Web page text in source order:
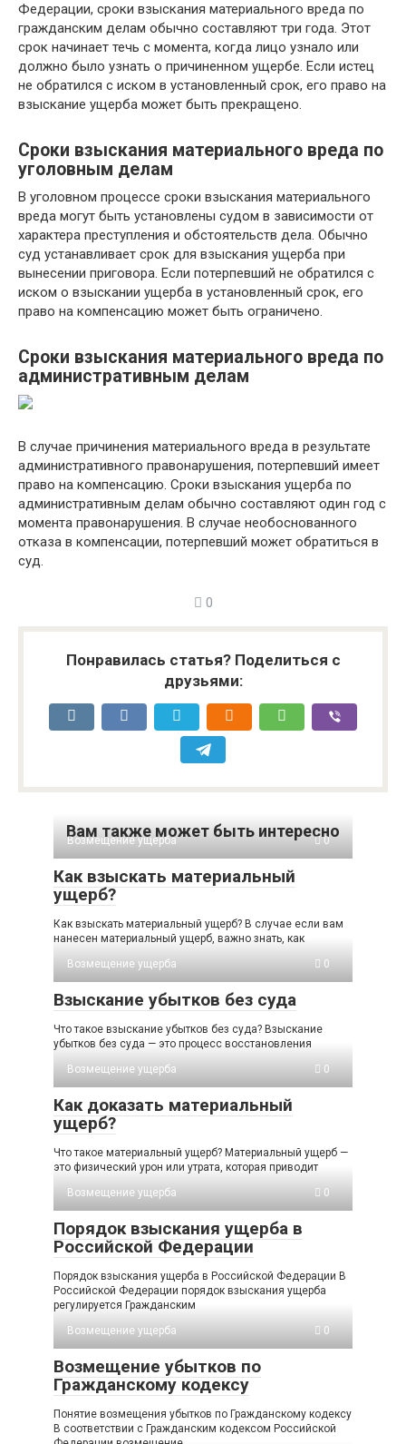
Федерации, сроки взыскания материального вреда по
гражданским делам обычно составляют три года. Этот
срок начинает течь с момента, когда лицо узнало или
должно было узнать о причиненном ущербе. Если истец
не обратился с иском в установленный срок, его право на
взыскание ущерба может быть прекращено.
Сроки взыскания материального вреда по
уголовным делам
В уголовном процессе сроки взыскания материального
вреда могут быть установлены судом в зависимости от
характера преступления и обстоятельств дела. Обычно
суд устанавливает срок для взыскания ущерба при
вынесении приговора. Если потерпевший не обратился с
иском о взыскании ущерба в установленный срок, его
право на компенсацию может быть ограничено.
Сроки взыскания материального вреда по
административным делам
В случае причинения материального вреда в результате
административного правонарушения, потерпевший имеет
право на компенсацию. Сроки взыскания ущерба по
административным делам обычно составляют один год с
момента правонарушения. В случае необоснованного
отказа в компенсации, потерпевший может обратиться в
суд.
0
Понравилась статья? Поделиться с
друзьями:
Вам также может быть интересно
Возмещение ущерба 0
Как взыскать материальный
ущерб?
Как взыскать материальный ущерб? В случае если вам
нанесен материальный ущерб, важно знать, как
Возмещение ущерба
0
Взыскание убытков без суда
Что такое взыскание убытков без суда? Взыскание
убытков без суда — это процесс восстановления
Возмещение ущерба
0
Как доказать материальный
ущерб?
Что такое материальный ущерб? Материальный ущерб —
это физический урон или утрата, которая приводит
Возмещение ущерба
0
Порядок взыскания ущерба в
Российской Федерации
Порядок взыскания ущерба в Российской Федерации В
Российской Федерации порядок взыскания ущерба
регулируется Гражданским
Возмещение ущерба
0
Возмещение убытков по
Гражданскому кодексу
Понятие возмещения убытков по Гражданскому кодексу
В соответствии с Гражданским кодексом Российской